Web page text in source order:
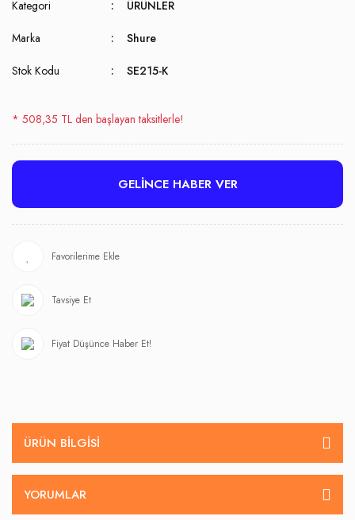
Kategori ÜRÜNLER
Marka Shure
Stok Kodu SE215-K
* 508,35 TL den başlayan taksitlerle!
GELİNCE HABER VER
Tavsiye Et
Fiyat Düşünce Haber Et!
ÜRÜN BILGISI
YORUMLAR